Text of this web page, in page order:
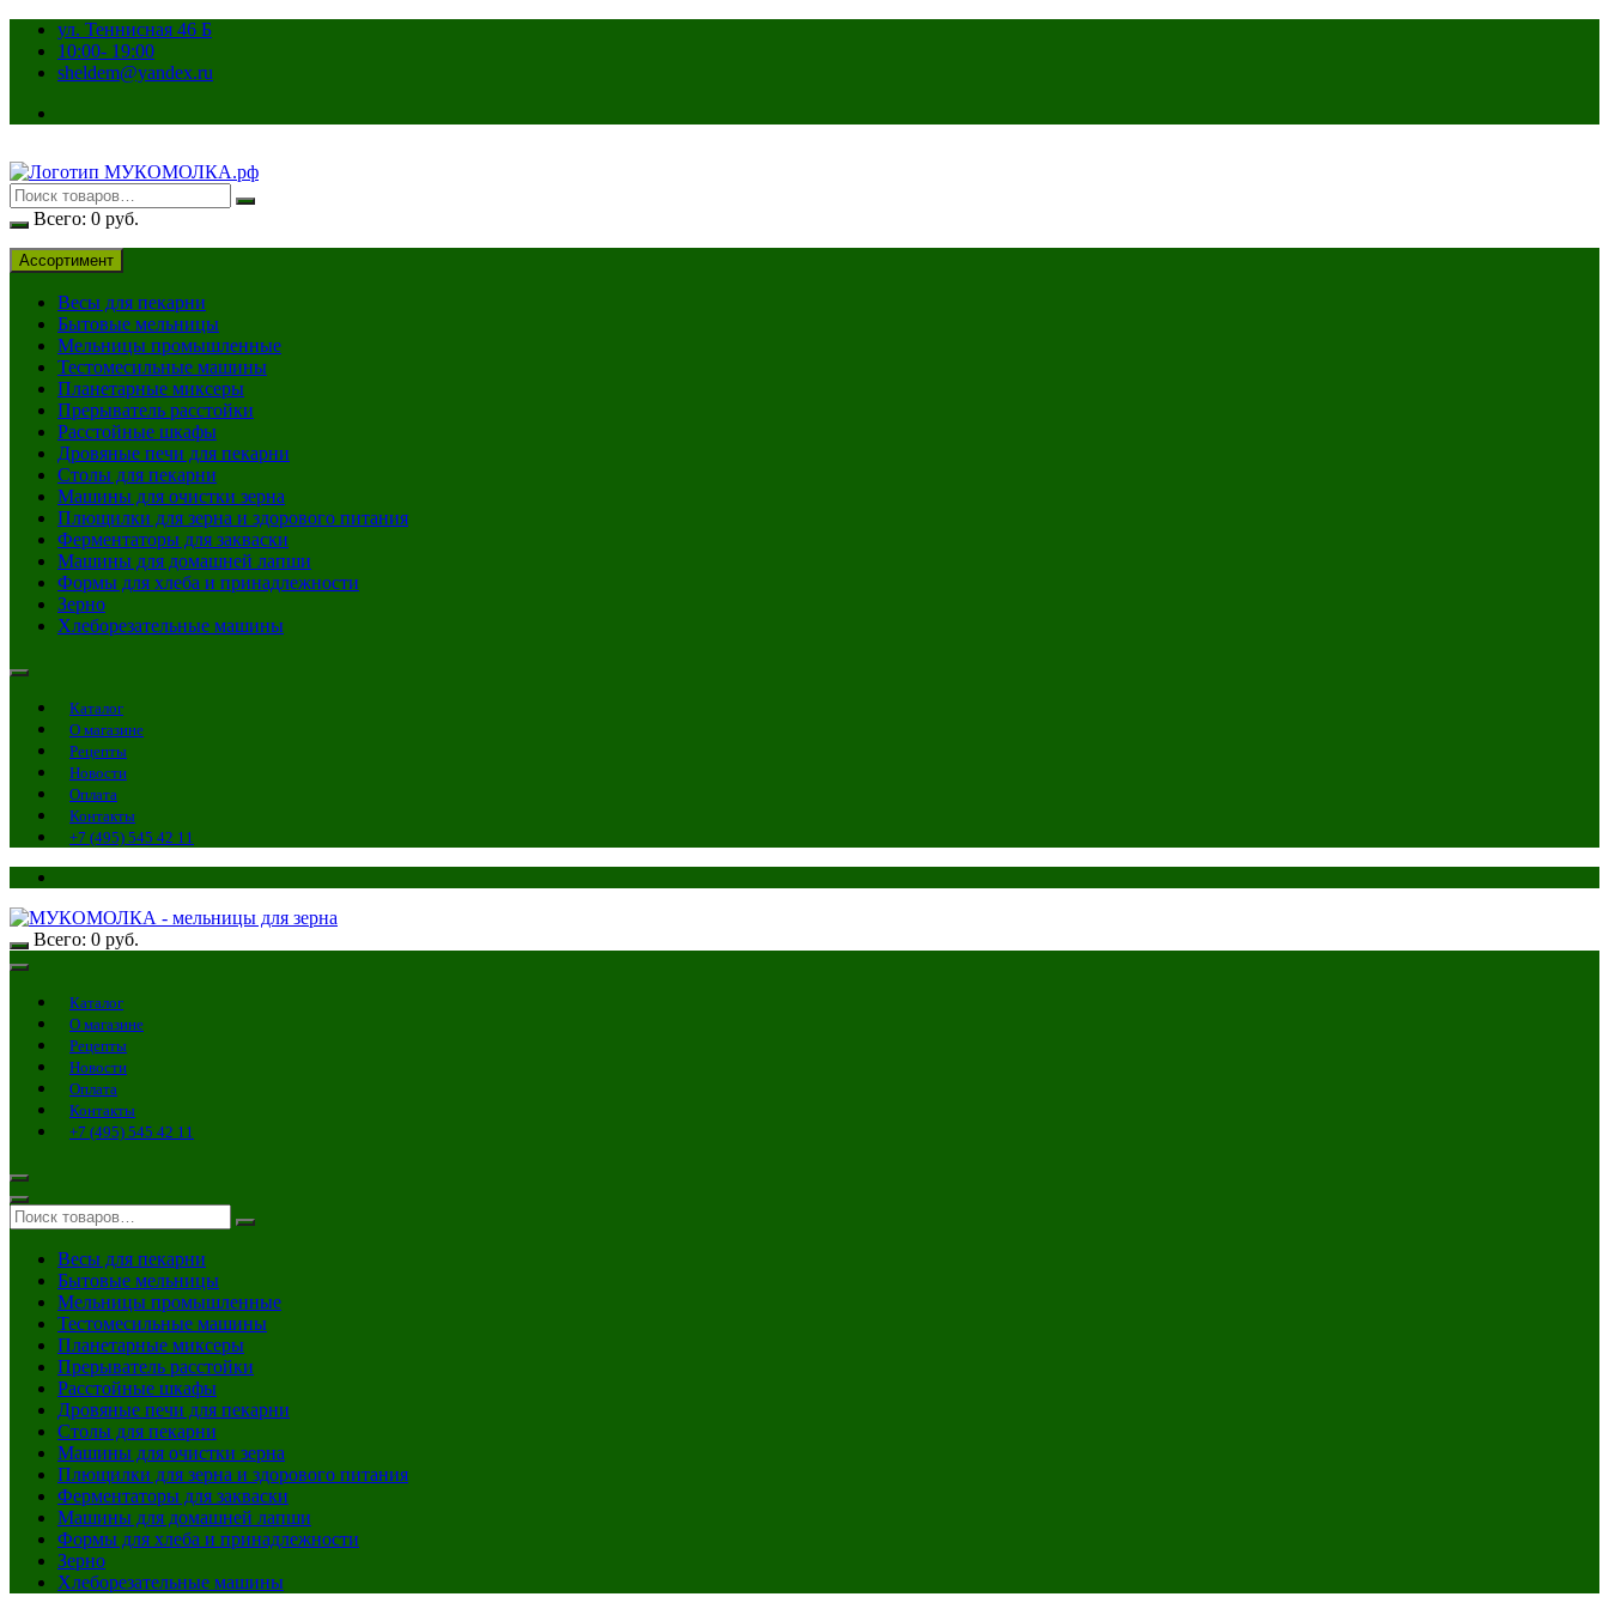
Перейти
содержимому
ул. Теннисная 46 Б
10:00- 19:00
sheldem@yandex.ru
Всего: 0 руб.
Ассортимент
Весы для пекарни
Бытовые мельницы
Мельницы промышленные
Тестомесильные машины
Планетарные миксеры
Прерыватель расстойки
Расстойные шкафы
Дровяные печи для пекарни
Столы для пекарни
Машины для очистки зерна
Плющилки для зерна и здорового питания
Ферментаторы для закваски
Машины для домашней лапши
Формы для хлеба и принадлежности
Зерно
Хлеборезательные машины
Каталог
О магазине
Рецепты
Новости
Оплата
Контакты
+7 (495) 545 42 11
Всего: 0 руб.
Каталог
О магазине
Рецепты
Новости
Оплата
Контакты
+7 (495) 545 42 11
Весы для пекарни
Бытовые мельницы
Мельницы промышленные
Тестомесильные машины
Планетарные миксеры
Прерыватель расстойки
Расстойные шкафы
Дровяные печи для пекарни
Столы для пекарни
Машины для очистки зерна
Плющилки для зерна и здорового питания
Ферментаторы для закваски
Машины для домашней лапши
Формы для хлеба и принадлежности
Зерно
Хлеборезательные машины